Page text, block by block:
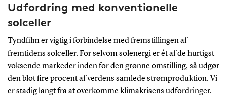
Udfordring med konventionelle
solceller
Tyndfilm er vigtig i forbindelse med fremstillingen af
fremtidens solceller. For selvom solenergi er ét af de hurtigst
voksende markeder inden for den grønne omstilling, så udgør
den blot fire procent af verdens samlede strømproduktion. Vi
er stadig langt fra at overkomme klimakrisens udfordringer.